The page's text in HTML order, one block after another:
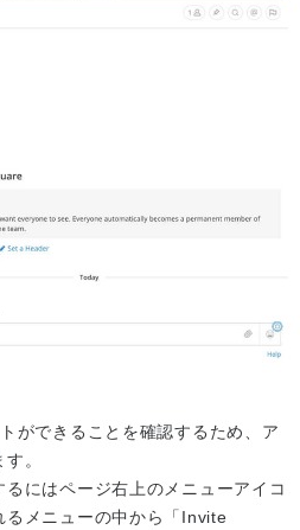
ができることを確認するため、ア
。
にはページ右上のメニューアイコ
るメニューの中から「Invite